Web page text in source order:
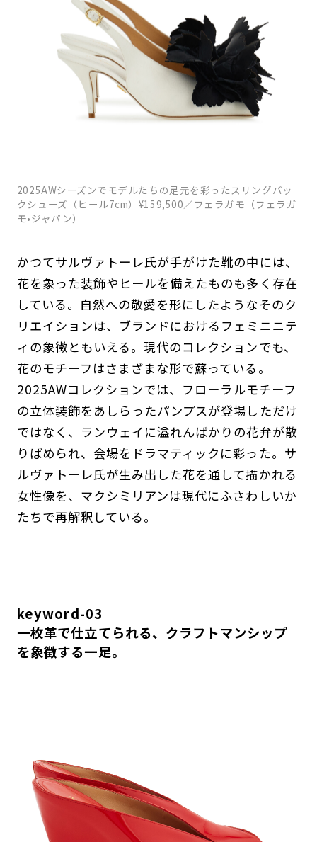
2025AWシーズンでモデルたちの足元を彩ったスリングバッ
クシューズ（ヒール7cm）¥159,500／フェラガモ（フェラガ
モ•ジャパン）
かつてサルヴァトーレ氏が手がけた靴の中には、
花を象った装飾やヒールを備えたものも多く存在
している。自然への敬愛を形にしたようなそのク
リエイションは、ブランドにおけるフェミニニテ
ィの象徴ともいえる。現代のコレクションでも、
花のモチーフはさまざまな形で蘇っている。
2025AWコレクションでは、フローラルモチーフ
の立体装飾をあしらったパンプスが登場しただけ
ではなく、ランウェイに溢れんばかりの花弁が散
りばめられ、会場をドラマティックに彩った。サ
ルヴァトーレ氏が生み出した花を通して描かれる
女性像を、マクシミリアンは現代にふさわしいか
たちで再解釈している。
keyword-03
一枚革で仕立てられる、クラフトマンシップ
を象徴する一足。